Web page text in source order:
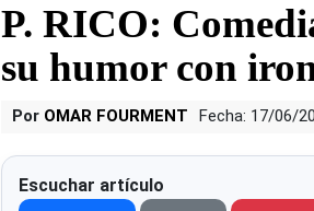
P. RICO:
su humor con
Por OMAR FOURMENT Fecha: 17/06/
Escuchar artículo